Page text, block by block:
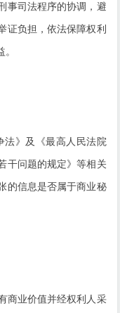
事司法程序的协调，避
证负担，依法保障权利
法》及《最高人民法院
干问题的规定》等相关
的信息是否属于商业秘
商业价值并经权利人采